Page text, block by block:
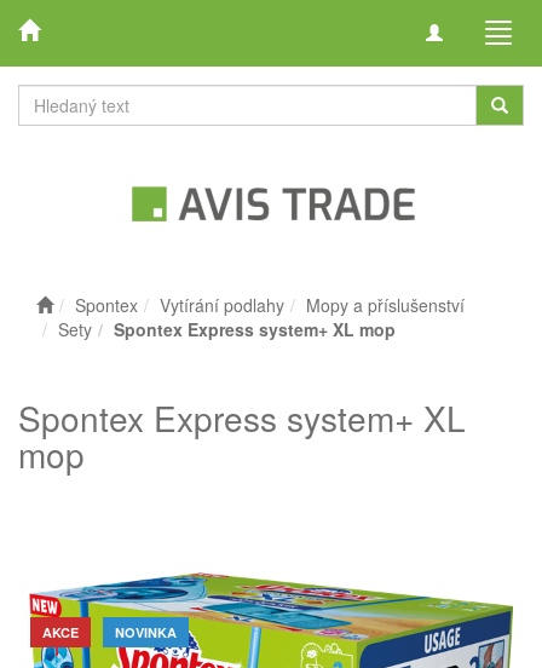
Toggle
Spontex Vytírání podlahy
Mopy a příslušenství
Sety
Spontex Express system+ XL mop
Spontex Express system+ XL
mop
AKCE NOVINKA